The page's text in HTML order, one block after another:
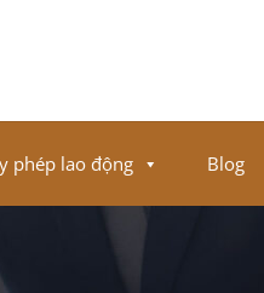
phép lao động Blog